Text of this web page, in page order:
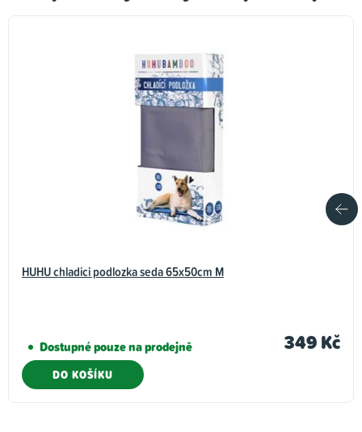
HUHU chladici podlozka seda 65x50cm M
Dostupné pouze na prodejně 349 Kč
DO KOŠÍKU